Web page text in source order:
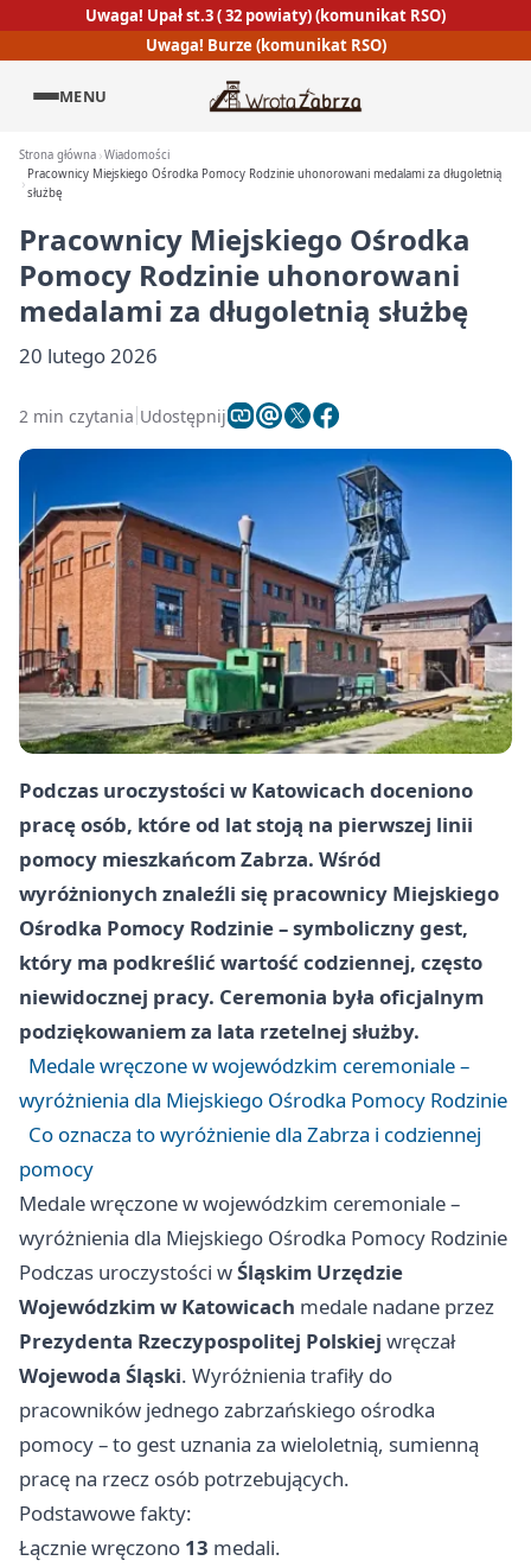
Uwaga! Upał st.3 ( 32 powiaty) (komunikat RSO)
Uwaga! Burze (komunikat RSO)
MENU
Strona główna Wiadomości
Pracownicy Miejskiego Ośrodka Pomocy Rodzinie uhonorowani medalami za długoletnią
służbę
Pracownicy Miejskiego Ośrodka
Pomocy Rodzinie uhonorowani
medalami za długoletnią służbę
20 lutego 2026
2 min czytania Udostępnij
Podczas uroczystości w Katowicach doceniono
pracę osób, które od lat stoją na pierwszej linii
pomocy mieszkańcom Zabrza. Wśród
wyróżnionych znaleźli się pracownicy Miejskiego
Ośrodka Pomocy Rodzinie– symboliczny gest,
który ma podkreślić wartość codziennej, często
niewidocznej pracy. Ceremonia była oficjalnym
podziękowaniem za lata rzetelnej służby.
Medale wręczone w wojewódzkim ceremoniale –
wyróżnienia dla Miejskiego Ośrodka Pomocy Rodzinie
Co oznacza to wyróżnienie dla Zabrza i codziennej
pomocy
Medale wręczone w wojewódzkim ceremoniale –
wyróżnienia dla Miejskiego Ośrodka Pomocy Rodzinie
Podczas uroczystości wŚląskim Urzędzie
Wojewódzkim w Katowicach medale nadane przez
Prezydenta Rzeczypospolitej Polskiej wręczał
Wojewoda Śląski. Wyróżnienia trafiły do
pracowników jednego zabrzańskiego ośrodka
pomocy – to gest uznania za wieloletnią, sumienną
pracę na rzecz osób potrzebujących.
Podstawowe fakty:
Łącznie wręczono 13 medali.